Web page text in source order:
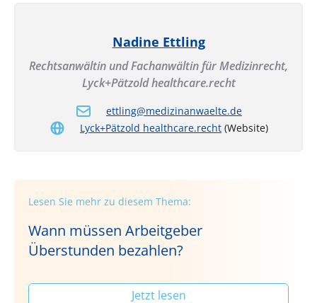
Nadine Ettling
Rechtsanwältin und Fachanwältin für Medizinrecht,
Lyck+Pätzold healthcare.recht
ettling@medizinanwaelte.de
Lyck+Pätzold healthcare.recht (Website)
Lesen Sie mehr zu diesem Thema:
Wann müssen Arbeitgeber
Überstunden bezahlen?
Jetzt lesen